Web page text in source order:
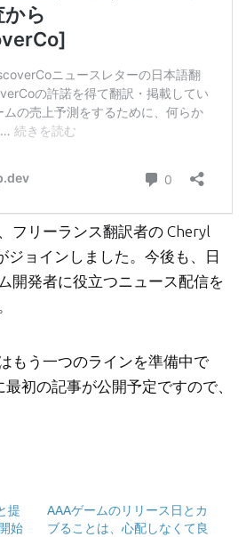
フリーランス翻訳者の Cheryl
ジョインしました。今後も、日
開発者に役立つニュース配信を
もう一つのラインを準備中で
初の記事が公開予定ですので、
提
始
AAAゲームのリリース日とカ
ブることは、心配しなくて良